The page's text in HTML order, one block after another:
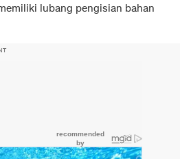
lubang pengisian bahan